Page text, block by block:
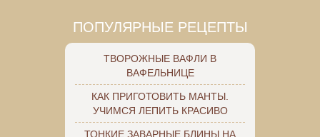
ПОПУЛЯРНЫЕ РЕЦЕПТЫ
ТВОРОЖНЫЕ ВАФЛИ В
ВАФЕЛЬНИЦЕ
КАК ПРИГОТОВИТЬ МАНТЫ.
УЧИМСЯ ЛЕПИТЬ КРАСИВО
ТОНКИЕ ЗАВАРНЫЕ БЛИНЫ НА